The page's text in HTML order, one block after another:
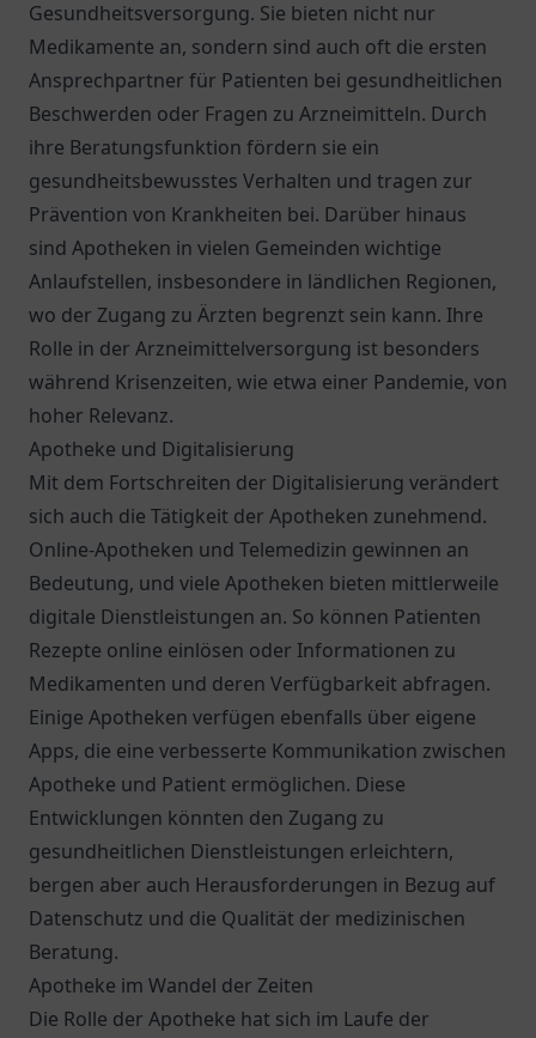
Gesundheitsversorgung. Sie bieten nicht nur
Medikamente an, sondern sind auch oft die ersten
Ansprechpartner für Patienten bei gesundheitlichen
Beschwerden oder Fragen zu Arzneimitteln. Durch
ihre Beratungsfunktion fördern sie ein
gesundheitsbewusstes Verhalten und tragen zur
Prävention von Krankheiten bei. Darüber hinaus
sind Apotheken in vielen Gemeinden wichtige
Anlaufstellen, insbesondere in ländlichen Regionen,
wo der Zugang zu Ärzten begrenzt sein kann. Ihre
Rolle in der Arzneimittelversorgung ist besonders
während Krisenzeiten, wie etwa einer Pandemie, von
hoher Relevanz.
Apotheke und Digitalisierung
Mit dem Fortschreiten der Digitalisierung verändert
sich auch die Tätigkeit der Apotheken zunehmend.
Online-Apotheken und Telemedizin gewinnen an
Bedeutung, und viele Apotheken bieten mittlerweile
digitale Dienstleistungen an. So können Patienten
Rezepte online einlösen oder Informationen zu
Medikamenten und deren Verfügbarkeit abfragen.
Einige Apotheken verfügen ebenfalls über eigene
Apps, die eine verbesserte Kommunikation zwischen
Apotheke und Patient ermöglichen. Diese
Entwicklungen könnten den Zugang zu
gesundheitlichen Dienstleistungen erleichtern,
bergen aber auch Herausforderungen in Bezug auf
Datenschutz und die Qualität der medizinischen
Beratung.
Apotheke im Wandel der Zeiten
Die Rolle der Apotheke hat sich im Laufe der